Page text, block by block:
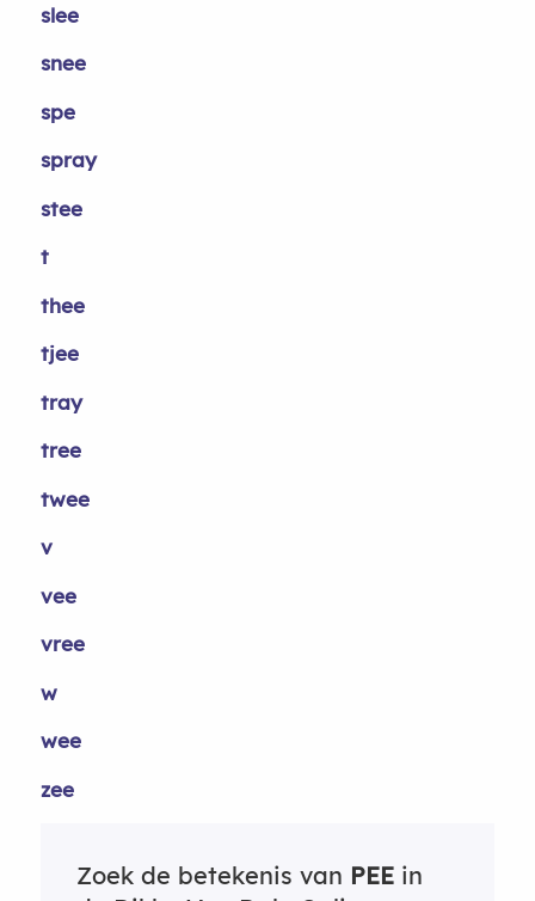
slee
snee
spe
spray
stee
t
thee
tjee
tray
tree
twee
v
vee
vree
w
wee
zee
Zoek de betekenis van PEEin